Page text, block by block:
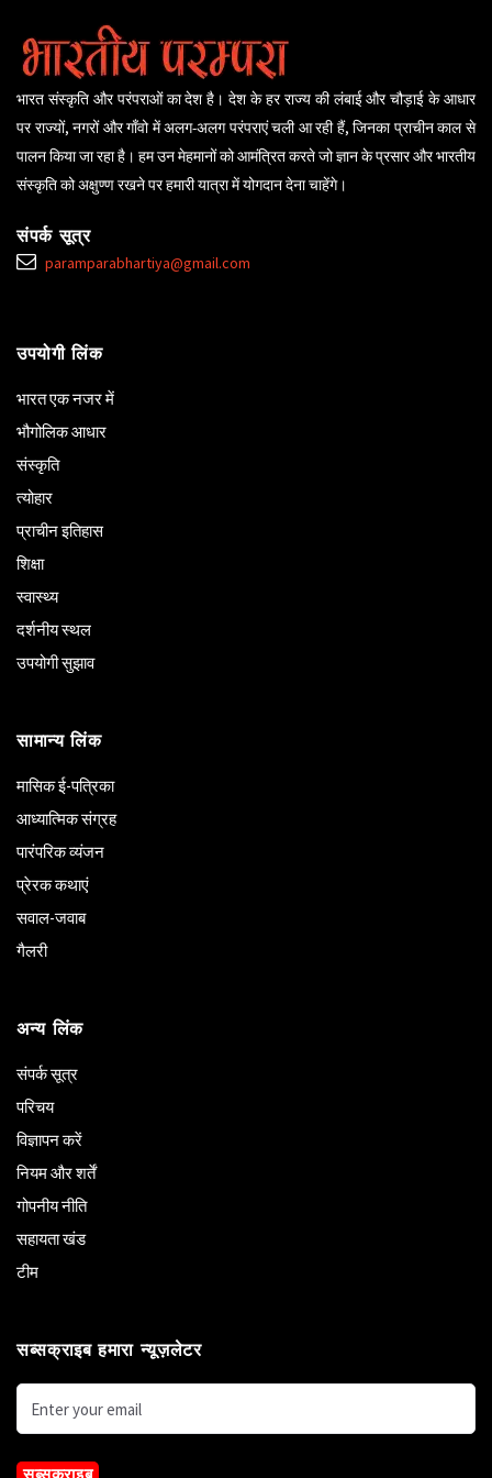
भारत संस्कृति और परंपराओं का देश है। देश के हर राज्य की लंबाई और चौड़ाई के आधार
पर राज्यों, नगरों और गाँवो में अलग-अलग परंपराएं चली आ रही हैं, जिनका प्राचीन काल से
पालन किया जा रहा है। हम उन मेहमानों को आमंत्रित करते जो ज्ञान के प्रसार और भारतीय
संस्कृति को अक्षुण्ण रखने पर हमारी यात्रा में योगदान देना चाहेंगे।
संपर्क सूत्र
paramparabhartiya@gmail.com
उपयोगी लिंक
भारत एक नजर में
भौगोलिक आधार
संस्कृति
त्योहार
प्राचीन इतिहास
शिक्षा
स्वास्थ्य
दर्शनीय स्थल
उपयोगी सुझाव
सामान्य लिंक
मासिक ई-पत्रिका
आध्यात्मिक संग्रह
पारंपरिक व्यंजन
प्रेरक कथाएं
सवाल-जवाब
गैलरी
अन्य लिंक
संपर्क सूत्र
परिचय
विज्ञापन करें
नियम और शर्तें
गोपनीय नीति
सहायता खंड
टीम
सब्सक्राइब हमारा न्यूज़लेटर
सब्सक्राइब